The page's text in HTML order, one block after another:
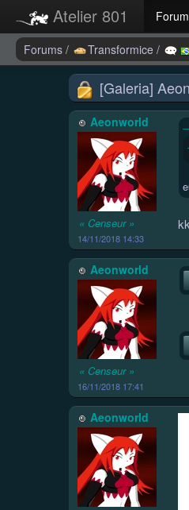
Atelier 801
Forums / Transformice /
[Galeria]
Aeonworld
« Censeur »
14/11/2018 14:33
Aeonworld
« Censeur »
16/11/2018 17:41
Aeonworld